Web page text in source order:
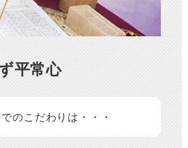
平常心
のこだわりは・・・